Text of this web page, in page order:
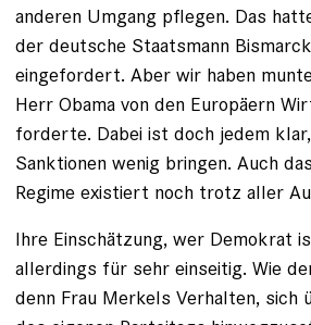
anderen Umgang pflegen. Das
der deutsche Staatsmann
eingefordert. Aber wir haben
Herr Obama von den Europäern
forderte. Dabei ist doch jedem
Sanktionen wenig bringen. Auch
Regime existiert noch trotz aller
Ihre Einschätzung, wer Demokrat
allerdings für sehr einseitig. Wie
denn Frau Merkels Verhalten, sich